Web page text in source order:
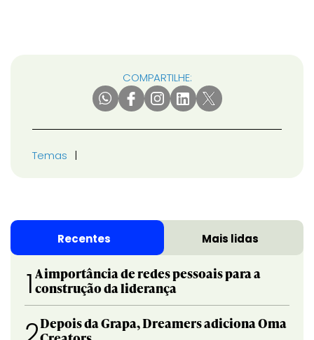
COMPARTILHE:
Temas
Recentes Mais lidas
1 A importância de redes pessoais para a
construção da liderança
Depois da Grapa, Dreamers adiciona Oma